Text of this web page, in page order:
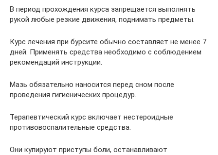
В период прохождения курса запрещается выполнять
рукой любые резкие движения, поднимать предметы.
Курс лечения при бурсите обычно составляет не менее 7
дней. Применять средства необходимо с соблюдением
рекомендаций инструкции.
Мазь обязательно наносится перед сном после
проведения гигиенических процедур.
Терапевтический курс включает нестероидные
противовоспалительные средства.
Они купируют приступы боли, останавливают